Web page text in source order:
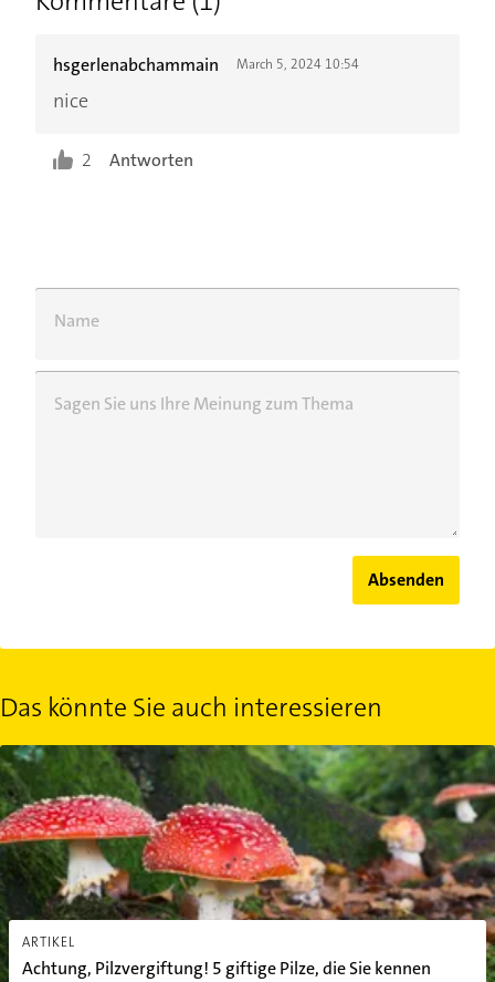
hsgerlenabchammain March 5, 2024 10:54
nice
2 Antworten
Name
Sagen Sie uns Ihre Meinung zum Thema
Absenden
Das könnte Sie auch interessieren
ARTIKEL
Achtung, Pilzvergiftung! 5 giftige Pilze, die Sie kennen
Achtung, Pilzvergiftung! 5 giftige Pilze, die Sie kennen müssen